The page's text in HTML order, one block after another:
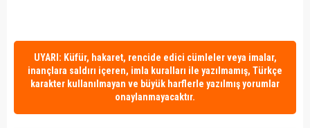
UYARI: Küfür, hakaret, rencide edici cümleler veya imalar,
inançlara saldırı içeren, imla kuralları ile yazılmamış, Türkçe
karakter kullanılmayan ve büyük harflerle yazılmış yorumlar
onaylanmayacaktır.